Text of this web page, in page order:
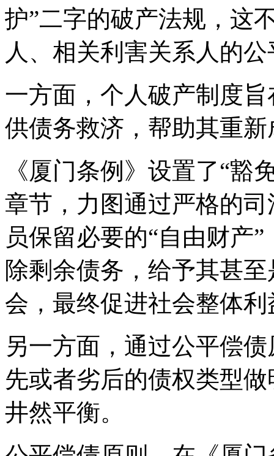
护”二字的破产法规，这
人、相关利害关系人的
一方面，个人破产制度
供债务救济，帮助其重
《厦门条例》设置了“豁
章节，力图通过严格的
员保留必要的“自由财产
除剩余债务，给予其甚
会，最终促进社会整体
另一方面，通过公平偿
先或者劣后的债权类型
井然平衡。